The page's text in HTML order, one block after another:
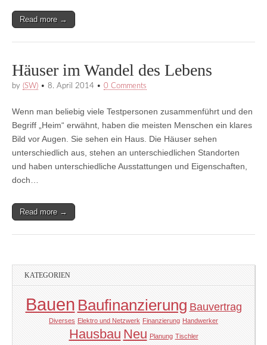
Read more →
Häuser im Wandel des Lebens
by (SW) • 8. April 2014 • 0 Comments
Wenn man beliebig viele Testpersonen zusammenführt und den
Begriff „Heim“ erwähnt, haben die meisten Menschen ein klares
Bild vor Augen. Sie sehen ein Haus. Die Häuser sehen
unterschiedlich aus, stehen an unterschiedlichen Standorten
und haben unterschiedliche Ausstattungen und Eigenschaften,
doch…
Read more →
KATEGORIEN
Bauen Baufinanzierung Bauvertrag
Diverses Elektro und Netzwerk Finanzierung Handwerker
Hausbau Neu Planung Tischler